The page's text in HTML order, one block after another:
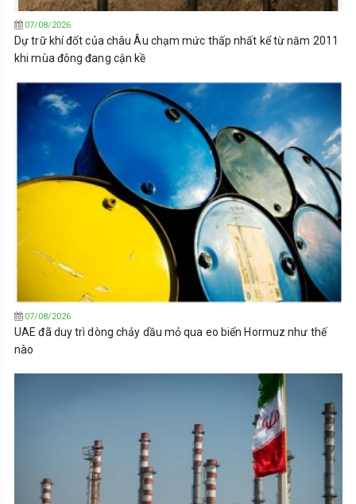
07/08/2026
Dự trữ khí đốt của châu Âu chạm mức thấp nhất kể từ năm 2011
khi mùa đông đang cận kề
07/08/2026
UAE đã duy trì dòng chảy dầu mỏ qua eo biển Hormuz như thế
nào